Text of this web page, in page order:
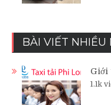
BÀI VIẾT NHIỀU
Giới
1.1k